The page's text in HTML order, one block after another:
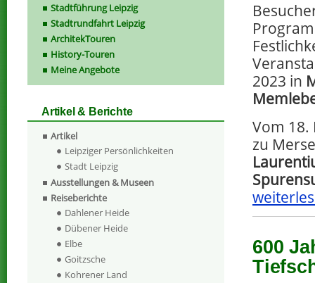
2023 in
Vom 18.
zu
600
Stadtführung Leipzig
Stadtrundfahrt Leipzig
ArchitekTouren
History-Touren
Meine Angebote
Artikel & Berichte
Artikel
Leipziger Persönlichkeiten
Stadt Leipzig
Ausstellungen & Museen
Reiseberichte
Dahlener Heide
Dübener Heide
Elbe
Goitzsche
Kohrener Land